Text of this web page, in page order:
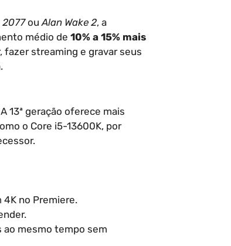
2077ouAlan Wake 2, a
médio de 10% a 15% mais
fazer streaming e gravar seus
13ª geração oferece mais
o Core i5-13600K, por
4K no Premiere.
mesmo tempo sem